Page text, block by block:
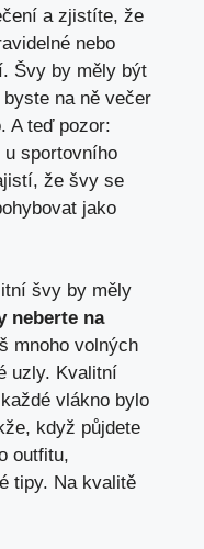
a zjistíte, že
nebo
Švy by měly být
na ně večer
A teď pozor:
sportovního
že švy se
jako
švy by měly
neberte na
mnoho volných
uzly. Kvalitní
vlákno bylo
když půjdete
outfitu,
tipy. Na kvalitě